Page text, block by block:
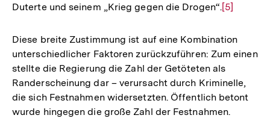
Duterte und seinem „Krieg gegen die Drogen“.Zur
der
Fußnote
[5]
Diese breite Zustimmung ist auf eine Kombination
unterschiedlicher Faktoren zurückzuführen: Zum einen
stellte die Regierung die Zahl der Getöteten als
Randerscheinung dar – verursacht durch Kriminelle,
die sich Festnahmen widersetzten. Öffentlich betont
wurde hingegen die große Zahl der Festnahmen.